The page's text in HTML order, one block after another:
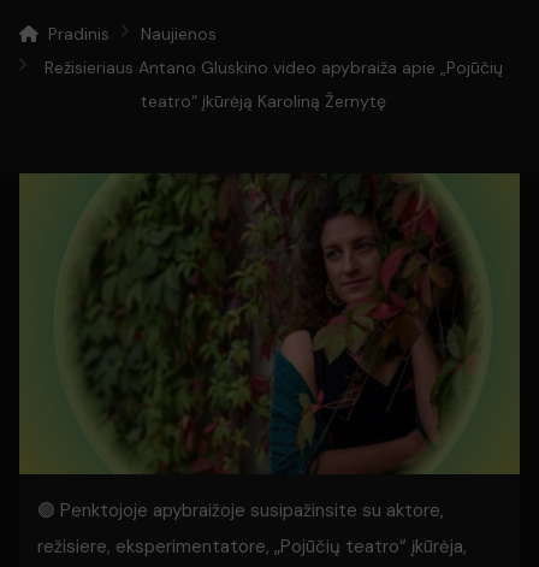
Pradinis
Naujienos
Režisieriaus Antano Gluskino video apybraiža apie „Pojūčių
teatro“ įkūrėją Karoliną Žernytę
🟢 Penktojoje apybraižoje susipažinsite su aktore,
režisiere, eksperimentatore, „Pojūčių teatro“ įkūrėja,